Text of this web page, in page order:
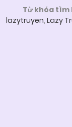
Từ khóa tìm
lazytruyen, Lazy